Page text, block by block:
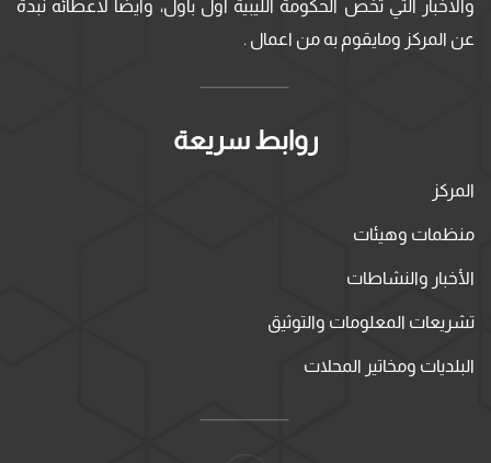
والاخبار التي تخص الحكومة الليبية اول باول، وايضاً لاعطائه نبدة
عن المركز ومايقوم به من اعمال .
روابط سريعة
المركز
منظمات وهيئات
الأخبار والنشاطات
تشريعات المعلومات والتوثيق
البلديات ومخاتير المحلات